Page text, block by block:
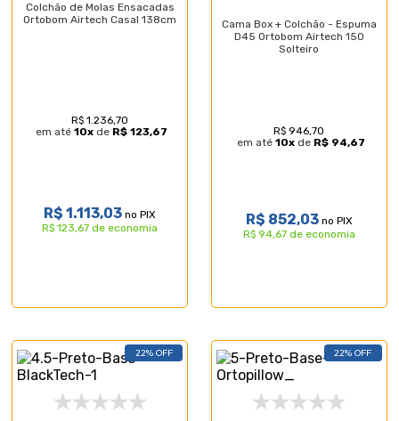
Colchão de Molas Ensacadas
Ortobom Airtech Casal 138cm
R$ 1.236,70
em até10x de R$ 123,67
R$ 1.113,03 no PIX
R$ 123,67 de economia
Cama Box + Colchão - Espuma
D45 Ortobom Airtech 150
Solteiro
R$ 946,70
em até 10xde R$ 94,67
R$ 852,03no PIX
R$ 94,67 de economia
22% OFF 22% OFF